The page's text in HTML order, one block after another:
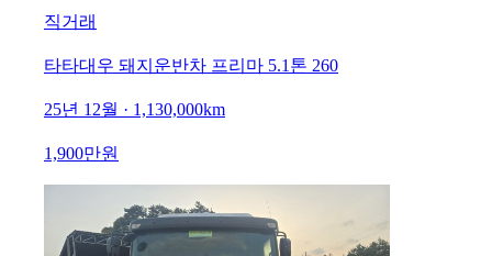
직거래
타타대우 돼지운반차 프리마 5.1톤 260
25년 12월 · 1,130,000km
1,900만원